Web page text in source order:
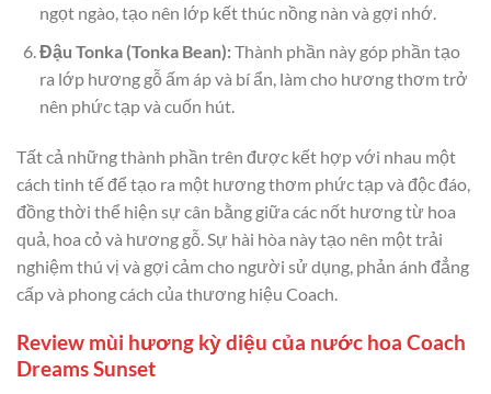
ngọt ngào, tạo nên lớp kết thúc nồng nàn và gợi nhớ.
Đậu Tonka (Tonka Bean):Thành phần này góp phần tạo
ra lớp hương gỗ ấm áp và bí ẩn, làm cho hương thơm trở
nên phức tạp và cuốn hút.
Tất cả những thành phần trên được kết hợp với nhau một
cách tinh tế để tạo ra một hương thơm phức tạp và độc đáo,
đồng thời thể hiện sự cân bằng giữa các nốt hương từ hoa
quả, hoa cỏ và hương gỗ. Sự hài hòa này tạo nên một trải
nghiệm thú vị và gợi cảm cho người sử dụng, phản ánh đẳng
cấp và phong cách của thương hiệu Coach.
Review mùi hương kỳ diệu của nước hoa Coach
Dreams Sunset